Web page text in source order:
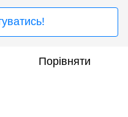
Порівняти